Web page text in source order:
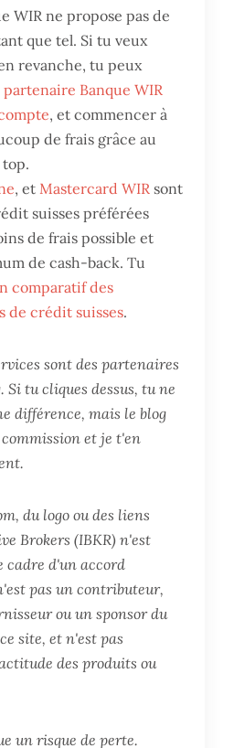
WIR ne propose pas de
que tel. Si tu veux
revanche, tu peux
Banque WIR
, et commencer à
de frais grâce au
, et Mastercard WIR sont
suisses préférées
de frais possible et
de cash-back. Tu
comparatif des
de crédit suisses.
sont des partenaires
tu cliques dessus, tu ne
différence, mais le blog
et je t'en
du logo ou des liens
Brokers (IBKR) n'est
cadre d'un accord
pas un contributeur,
ou un sponsor du
site, et n'est pas
des produits ou
un risque de perte.